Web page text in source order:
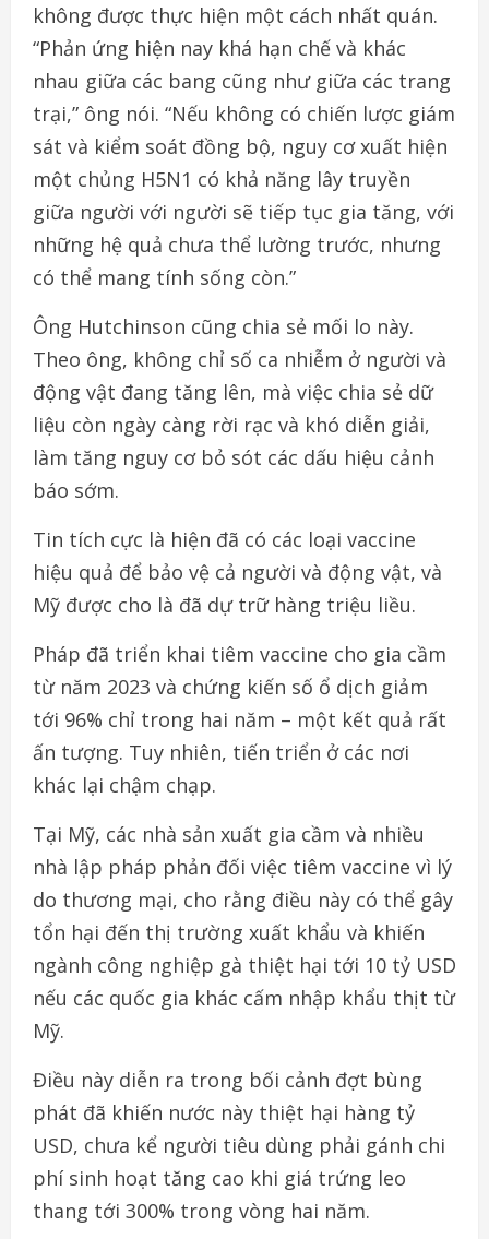
không được thực hiện một cách nhất quán.
“Phản ứng hiện nay khá hạn chế và khác
nhau giữa các bang cũng như giữa các trang
trại,” ông nói. “Nếu không có chiến lược giám
sát và kiểm soát đồng bộ, nguy cơ xuất hiện
một chủng H5N1 có khả năng lây truyền
giữa người với người sẽ tiếp tục gia tăng, với
những hệ quả chưa thể lường trước, nhưng
có thể mang tính sống còn.”
Ông Hutchinson cũng chia sẻ mối lo này.
Theo ông, không chỉ số ca nhiễm ở người và
động vật đang tăng lên, mà việc chia sẻ dữ
liệu còn ngày càng rời rạc và khó diễn giải,
làm tăng nguy cơ bỏ sót các dấu hiệu cảnh
báo sớm.
Tin tích cực là hiện đã có các loại vaccine
hiệu quả để bảo vệ cả người và động vật, và
Mỹ được cho là đã dự trữ hàng triệu liều.
Pháp đã triển khai tiêm vaccine cho gia cầm
từ năm 2023 và chứng kiến số ổ dịch giảm
tới 96% chỉ trong hai năm – một kết quả rất
ấn tượng. Tuy nhiên, tiến triển ở các nơi
khác lại chậm chạp.
Tại Mỹ, các nhà sản xuất gia cầm và nhiều
nhà lập pháp phản đối việc tiêm vaccine vì lý
do thương mại, cho rằng điều này có thể gây
tổn hại đến thị trường xuất khẩu và khiến
ngành công nghiệp gà thiệt hại tới 10 tỷ USD
nếu các quốc gia khác cấm nhập khẩu thịt từ
Mỹ.
Điều này diễn ra trong bối cảnh đợt bùng
phát đã khiến nước này thiệt hại hàng tỷ
USD, chưa kể người tiêu dùng phải gánh chi
phí sinh hoạt tăng cao khi giá trứng leo
thang tới 300% trong vòng hai năm.